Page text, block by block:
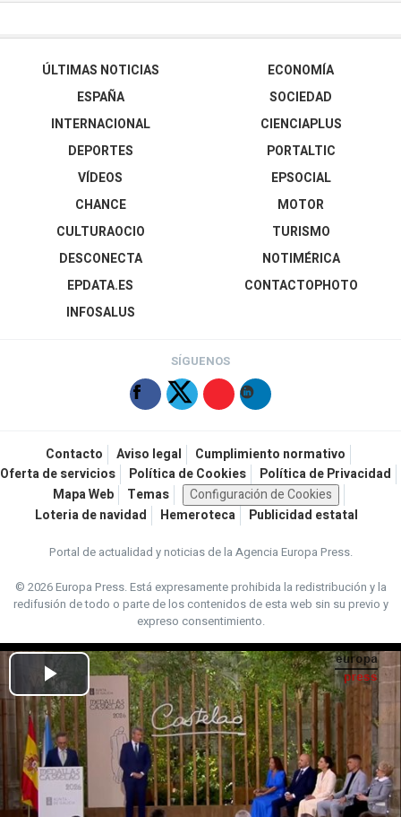
ÚLTIMAS NOTICIAS
ESPAÑA
INTERNACIONAL
DEPORTES
VÍDEOS
ECONOMÍA
SOCIEDAD
CIENCIAPLUS
PORTALTIC
EPSOCIAL
CHANCE
CULTURAOCIO
DESCONECTA
EPDATA.ES
INFOSALUS
MOTOR
TURISMO
NOTIMÉRICA
CONTACTOPHOTO
SÍGUENOS
Contacto Aviso legal
Cumplimiento normativo
Oferta de servicios
Política de Cookies
Política de Privacidad
Mapa Web
Temas
Configuración de Cookies
Loteria de navidad
Hemeroteca Publicidad estatal
Portal de actualidad y noticias de la Agencia Europa Press.
© 2026 Europa Press.Está expresamente prohibida la redistribución y la
redifusión de todo o parte de los contenidos de esta web sin su previo y
expreso consentimiento.